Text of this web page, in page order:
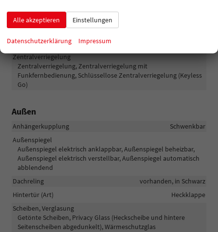
Pannenhilfe
Start/Stop-Automatik
Waschwasserstandsanzeige
Zentralverriegelung
Zentralverriegelung, Zentralverriegelung mit
Funkfernbedienung, Schlüssellose Zentralverriegelung (Keyless
Go)
Außen
Anhängerkupplung
Schwenkbar
Außenspiegel
Außenspiegel elektrisch anklappbar, Außenspiegel beheizbar,
Außenspiegel elektrisch verstellbar, Außenspiegel automatisch
abblendend
Dachreling
vorhanden, in Schwarz
Hintertür (Art)
Heckklappe
Scheiben, Verglasung
Getönte Scheiben, Privacy Glass (Heckscheibe und hintere
Seitenscheiben abgedunkelt), Wärmeschutzglas
Alle akzeptieren Einstellungen
Datenschutzerklärung Impressum